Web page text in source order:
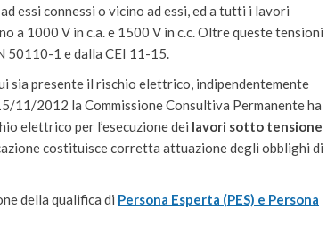
essi connessi o vicino ad essi, ed a tutti i lavori
a 1000 V in c.a. e 1500 V in c.c. Oltre queste tensioni
50110-1 e dalla CEI 11-15.
sia presente il rischio elettrico, indipendentemente
11/2012 la Commissione Consultiva Permanente ha
elettrico per l’esecuzione dei lavori sotto tensione
costituisce corretta attuazione degli obblighi di
della qualifica di Persona Esperta (PES) e Persona